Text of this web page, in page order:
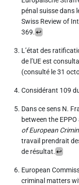
pénal suisse dans
Swiss Review of
369.↩
L’état des
de l’UE est
(consulté le 31
Considérant 109
Dans ce sens N.
between the
of European
travail prendrait
de résultat.↩
European
criminal matters